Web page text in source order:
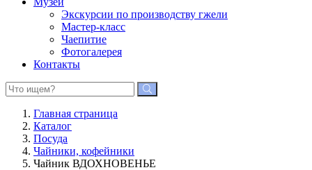
Экскурсии по производству гжели
Мастер-класс
Чаепитие
Фотогалерея
Контакты
Главная страница
Каталог
Посуда
Чайники, кофейники
Чайник ВДОХНОВЕНЬЕ